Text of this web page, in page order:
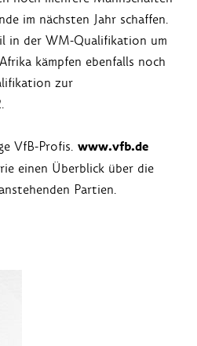
im nächsten Jahr schaffen.
in der WM-Qualifikation um
kämpfen ebenfalls noch
zur
VfB-Profis. www.vfb.de
einen Überblick über die
Partien.